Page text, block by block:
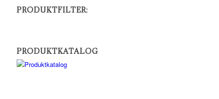
PRODUKTFILTER:
PRODUKTKATALOG